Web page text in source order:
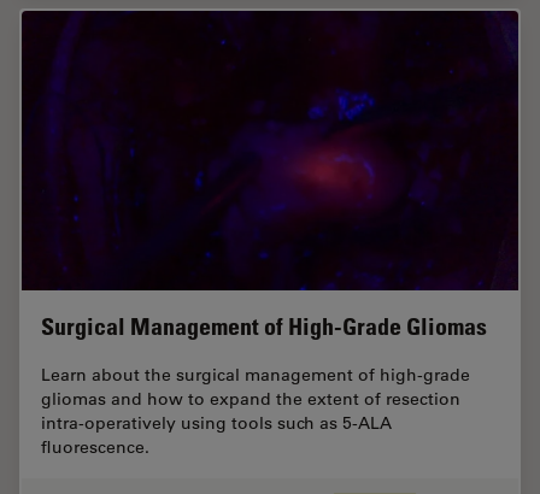
Surgical Management of High-Grade Gliomas
Learn about the surgical management of high-grade
gliomas and how to expand the extent of resection
intra-operatively using tools such as 5-ALA
fluorescence.